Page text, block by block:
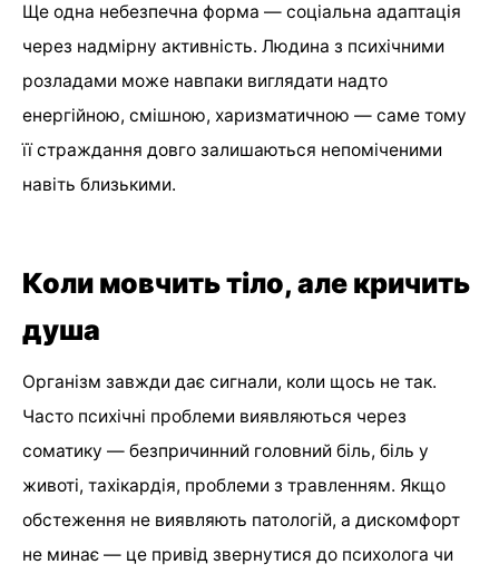
Ще одна небезпечна форма — соціальна адаптація
через надмірну активність. Людина з психічними
розладами може навпаки виглядати надто
енергійною, смішною, харизматичною — саме тому
її страждання довго залишаються непоміченими
навіть близькими.
Коли мовчить тіло, але кричить
душа
Організм завжди дає сигнали, коли щось не так.
Часто психічні проблеми виявляються через
соматику — безпричинний головний біль, біль у
животі, тахікардія, проблеми з травленням. Якщо
обстеження не виявляють патологій, а дискомфорт
не минає — це привід звернутися до психолога чи